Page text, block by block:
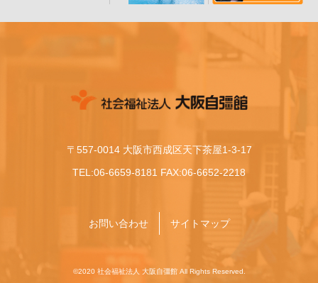
〒557-0014 大阪市西成区天下茶屋1-3-17
TEL:06-6659-8181 FAX:06-6652-2218
お問い合わせ サイトマップ
©2020 社会福祉法人 大阪自彊館 All Rights Reserved.